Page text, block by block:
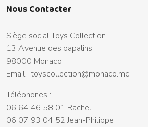
Nous Contacter
Siège social Toys Collection
13 Avenue des papalins
98000 Monaco
Email : toyscollection@monaco.mc
Téléphones :
06 64 46 58 01 Rachel
06 07 93 04 52 Jean-Philippe